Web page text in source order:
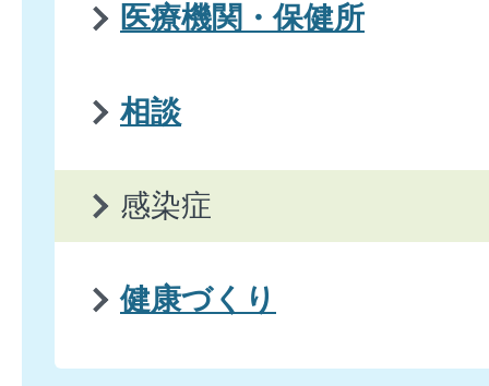
医療機関・保健所
相談
感染症
健康づくり